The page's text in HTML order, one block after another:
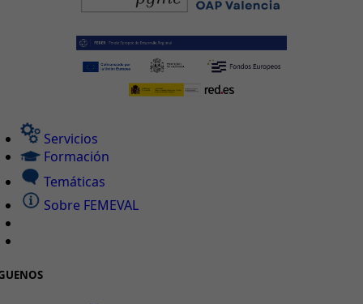
Servicios
Formación
Temáticas
Sobre FEMEVAL